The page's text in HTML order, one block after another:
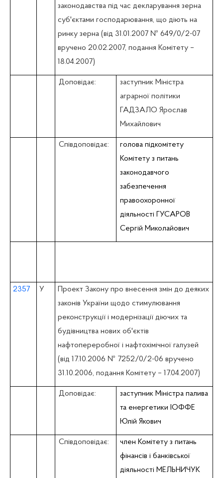
законодавства під час декларування зерна
суб'єктами господарювання, що діють на
ринку зерна (вiд 31.01.2007 № 649/0/2-07
вручено 20.02.2007, подання Комітету –
18.04.2007)
Доповідає:
заступник Міністра
аграрної політики
ГАДЗАЛО Ярослав
Михайлович
Співдоповідає:
голова підкомітету
Комітету з питань
законодавчого
забезпечення
правоохоронної
діяльності ГУСАРОВ
Сергій Миколайович
2357 У
Проект Закону про внесення змін до деяких
законів України щодо стимулювання
реконструкції і модернізації діючих та
будівництва нових об'єктів
нафтопереробної і нафтохімічної галузей
(вiд 17.10.2006 № 7252/0/2-06 вручено
31.10.2006, подання Комітету – 17.04.2007)
Доповідає:
заступник Міністра палива
та енергетики ІОФФЕ
Юлій Якович
Співдоповідає:
член Комітету з питань
фiнансiв i банківської
діяльності МЕЛЬНИЧУК